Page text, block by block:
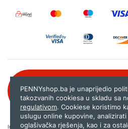
080 020 261
Internet trgovina PENNYshop.ba nastoji
PENNYshop.ba je unaprijedio
takozvanih cookiesa u skladu sa
regulativom. Cookiese koristimo
uslugu online kupovine,
oglašivačka rješenja, kao i za